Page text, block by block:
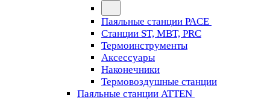
Паяльные станции PACE
Станции ST, MBT, PRC
Термоинструменты
Аксессуары
Наконечники
Термовоздушные станции
Паяльные станции ATTEN